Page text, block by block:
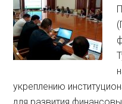
укреплению